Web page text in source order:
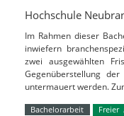
Hochschule
Im Rahmen dieser
inwiefern
zwei ausgewählten
Gegenüberstellung
untermauert werden.
Bachelorarbeit Freier